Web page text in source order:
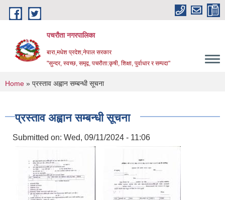
Skip to main content
पचरौता नगरपालिका
बारा,मधेश प्रदेश,नेपाल सरकार
"सुन्दर, स्वच्छ, समृद्व, पचरौता:कृषी, शिक्षा, पुर्वाधार र सम्पदा"
You are here
Home » प्रस्ताव अह्वान सम्बन्धी सूचना
प्रस्ताव अह्वान सम्बन्धी सूचना
Submitted on: Wed, 09/11/2024 - 11:06